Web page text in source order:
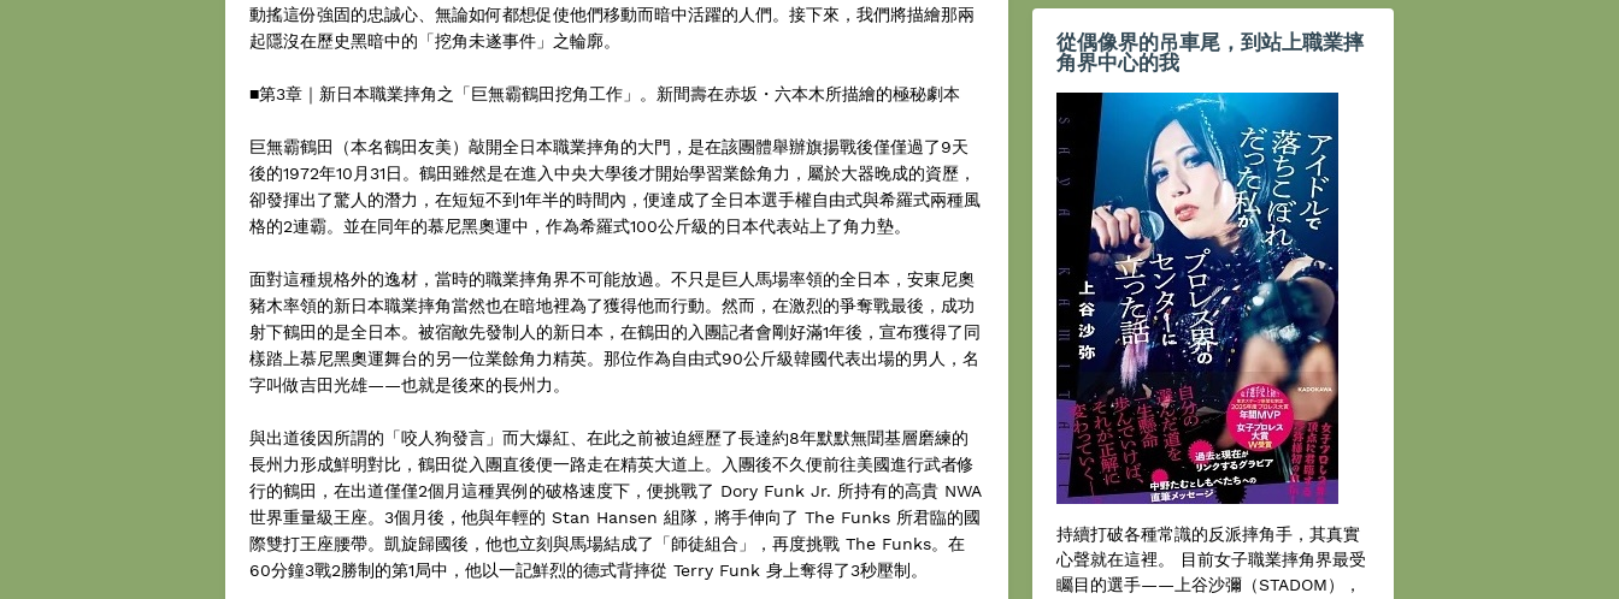
動搖這份強固的忠誠心、無論如何都想促使他們移動而暗中活躍的人們。接下來，我們將描繪那兩
起隱沒在歷史黑暗中的「挖角未遂事件」之輪廓。
■第3章｜新日本職業摔角之「巨無霸鶴田挖角工作」。新間壽在赤坂・六本木所描繪的極秘劇本
巨無霸鶴田（本名鶴田友美）敲開全日本職業摔角的大門，是在該團體舉辦旗揚戰後僅僅過了9天
後的1972年10月31日。鶴田雖然是在進入中央大學後才開始學習業餘角力，屬於大器晚成的資歷，
卻發揮出了驚人的潛力，在短短不到1年半的時間內，便達成了全日本選手權自由式與希羅式兩種風
格的2連霸。並在同年的慕尼黑奧運中，作為希羅式100公斤級的日本代表站上了角力墊。
面對這種規格外的逸材，當時的職業摔角界不可能放過。不只是巨人馬場率領的全日本，安東尼奧
豬木率領的新日本職業摔角當然也在暗地裡為了獲得他而行動。然而，在激烈的爭奪戰最後，成功
射下鶴田的是全日本。被宿敵先發制人的新日本，在鶴田的入團記者會剛好滿1年後，宣布獲得了同
樣踏上慕尼黑奧運舞台的另一位業餘角力精英。那位作為自由式90公斤級韓國代表出場的男人，名
字叫做吉田光雄——也就是後來的長州力。
與出道後因所謂的「咬人狗發言」而大爆紅、在此之前被迫經歷了長達約8年默默無聞基層磨練的
長州力形成鮮明對比，鶴田從入團直後便一路走在精英大道上。入團後不久便前往美國進行武者修
行的鶴田，在出道僅僅2個月這種異例的破格速度下，便挑戰了 Dory Funk Jr. 所持有的高貴 NWA
世界重量級王座。3個月後，他與年輕的 Stan Hansen 組隊，將手伸向了 The Funks 所君臨的國
際雙打王座腰帶。凱旋歸國後，他也立刻與馬場結成了「師徒組合」，再度挑戰 The Funks。在
60分鐘3戰2勝制的第1局中，他以一記鮮烈的德式背摔從 Terry Funk 身上奪得了3秒壓制。
從偶像界的吊車尾，到站上職業摔
角界中心的我
持續打破各種常識的反派摔角手，其真實
心聲就在這裡。 目前女子職業摔角界最受
矚目的選手——上谷沙彌（STADOM），